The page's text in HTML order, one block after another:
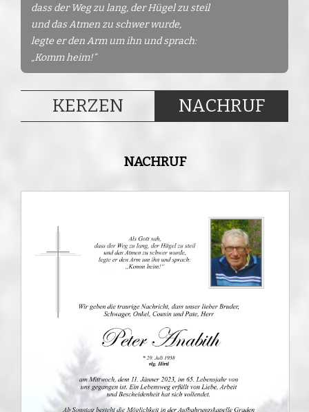
dass der Weg zu lang, der Hügel zu steil
und das Atmen zu schwer wurde,
legte er den Arm um ihn und sprach:
„Komm heim!“
KERZEN NACHRUF
NACHRUF